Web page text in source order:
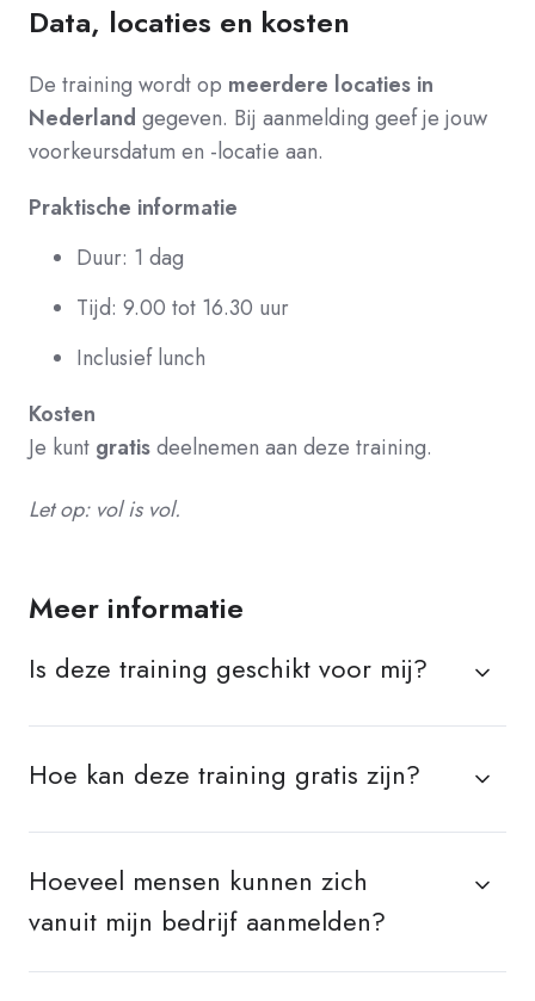
Data, locaties en kosten
De training wordt op meerdere locaties in
Nederland gegeven. Bij aanmelding geef je jouw
voorkeursdatum en -locatie aan.
Praktische informatie
Duur: 1 dag
Tijd: 9.00 tot 16.30 uur
Inclusief lunch
Kosten
Je kunt gratisdeelnemen aan deze training.
Let op: vol is vol.
Meer informatie
Is deze training geschikt voor mij?
Hoe kan deze training gratis zijn?
Hoeveel mensen kunnen zich
vanuit mijn bedrijf aanmelden?